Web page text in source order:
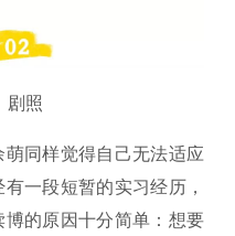
剧照
同样觉得自己无法适应
一段短暂的实习经历，
的原因十分简单：想要